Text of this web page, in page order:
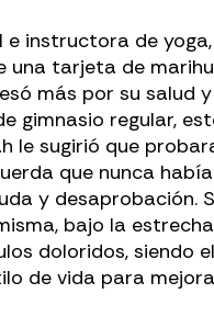
instructora de
una tarjeta de
más por su salud
gimnasio regular,
le sugirió que
que nunca
y desaprobación.
bajo la
doloridos, siendo
de vida para